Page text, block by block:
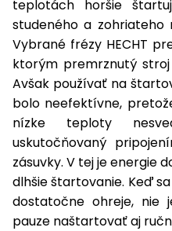
teplotách horšie
studeného a zohriateho
Vybrané frézy HECHT
ktorým premrznutý
Avšak používať na
bolo neefektívne,
nízke teploty
uskutočňovaný
zásuvky. V tej je energie
dlhšie štartovanie. Keď
dostatočne ohreje,
pauze naštartovať aj